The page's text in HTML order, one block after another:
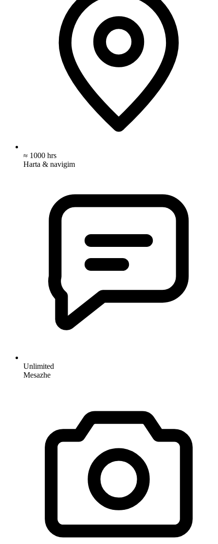
≈ 1000 hrs
Harta & navigim
Unlimited
Mesazhe